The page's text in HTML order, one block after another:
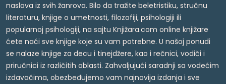
naslova iz svih žanrova. Bilo da tražite beletristiku, stručnu
literaturu, knjige o umetnosti, filozofiji, psihologiji ili
popularnoj psihologiji, na sajtu Knjižara.com online knjižare
ćete naći sve knjige koje su vam potrebne. U našoj ponudi
se nalaze knjige za decu i tinejdžere, kao i rečnici, vodiči i
priručnici iz različitih oblasti. Zahvaljujući saradnji sa vodećim
izdavačima, obezbeđujemo vam najnovija izdanja i sve